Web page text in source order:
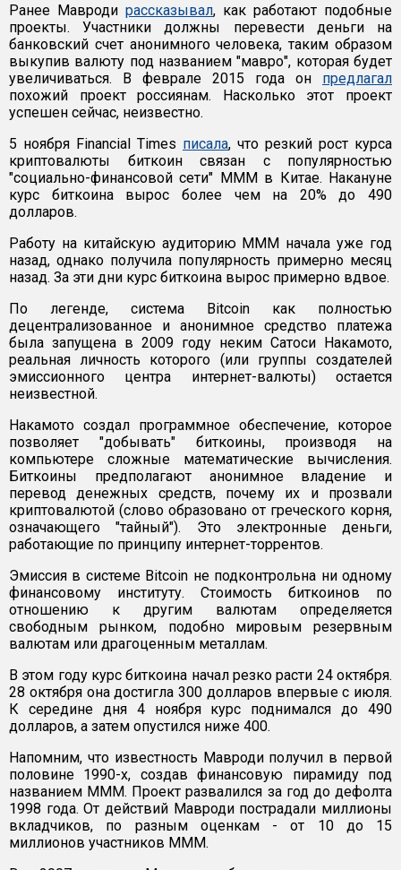
Ранее Мавроди рассказывал, как работают подобные
проекты. Участники должны перевести деньги на
банковский счет анонимного человека, таким образом
выкупив валюту под названием "мавро", которая будет
увеличиваться. В феврале 2015 года он предлагал
похожий проект россиянам. Насколько этот проект
успешен сейчас, неизвестно.
5 ноября Financial Times писала, что резкий рост курса
криптовалюты биткоин связан с популярностью
"социально-финансовой сети" МММ в Китае. Накануне
курс биткоина вырос более чем на 20% до 490
долларов.
Работу на китайскую аудиторию МММ начала уже год
назад, однако получила популярность примерно месяц
назад. За эти дни курс биткоина вырос примерно вдвое.
По легенде, система Bitcoin как полностью
децентрализованное и анонимное средство платежа
была запущена в 2009 году неким Сатоcи Накамото,
реальная личность которого (или группы создателей
эмиссионного центра интернет-валюты) остается
неизвестной.
Накамото создал программное обеспечение, которое
позволяет "добывать" биткоины, производя на
компьютере сложные математические вычисления.
Биткоины предполагают анонимное владение и
перевод денежных средств, почему их и прозвали
криптовалютой (слово образовано от греческого корня,
означающего "тайный"). Это электронные деньги,
работающие по принципу интернет-торрентов.
Эмиссия в системе Bitcoin не подконтрольна ни одному
финансовому институту. Стоимость биткоинов по
отношению к другим валютам определяется
свободным рынком, подобно мировым резервным
валютам или драгоценным металлам.
В этом году курс биткоина начал резко расти 24 октября.
28 октября она достигла 300 долларов впервые с июля.
К середине дня 4 ноября курс поднимался до 490
долларов, а затем опустился ниже 400.
Напомним, что известность Мавроди получил в первой
половине 1990-х, создав финансовую пирамиду под
названием МММ. Проект развалился за год до дефолта
1998 года. От действий Мавроди пострадали миллионы
вкладчиков, по разным оценкам - от 10 до 15
миллионов участников МММ.